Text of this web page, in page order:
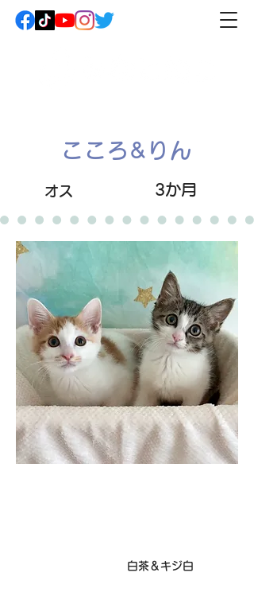
こころ&りん
オス 3か月
白茶＆キジ白